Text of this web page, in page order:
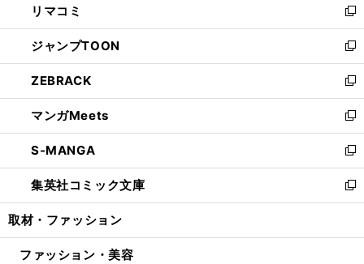
で
開
く
ド
ウ
で
開
く
ィ
ン
ド
ウ
で
開
く
い
ウ
ィ
ン
ド
ウ
で
開
く
リマコミ
新
し
い
ウ
ィ
ン
ド
ウ
で
開
く
ジャンプTOON
新
し
い
ウ
ィ
ン
ド
ウ
で
開
ZEBRACK
新
し
い
ウ
ィ
ン
ド
ウ
開
マンガMeets
新
し
い
ウ
ィ
ン
ウ
S-MANGA
新
し
い
ウ
ン
集英社コミック文庫
新
し
ウ
取材・ファッション
ファッション・美容